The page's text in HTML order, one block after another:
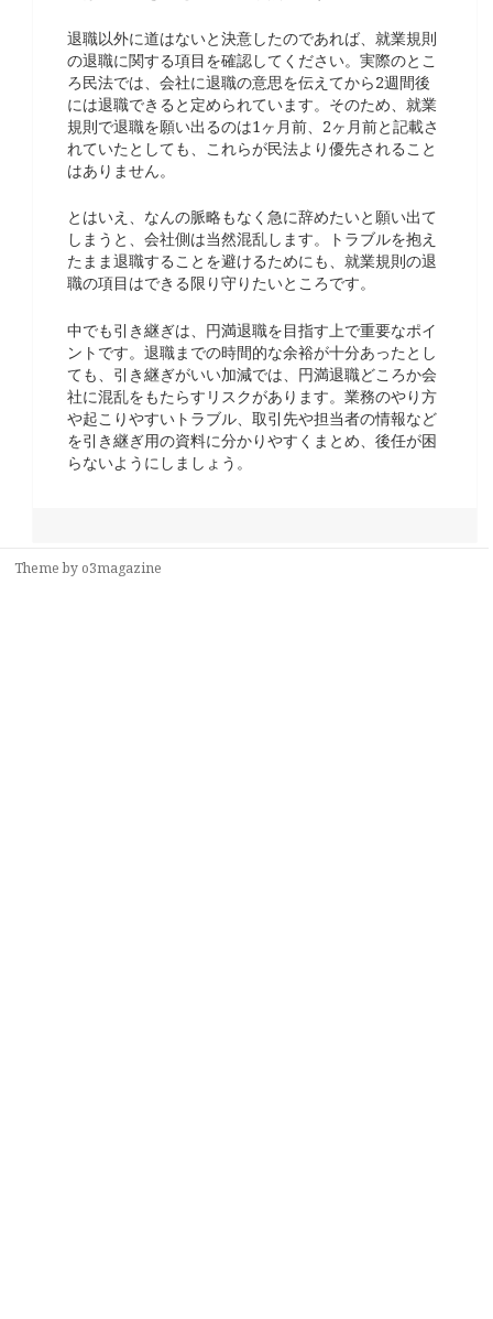
退職以外に道はないと決意したのであれば、就業規則
の退職に関する項目を確認してください。実際のとこ
ろ民法では、会社に退職の意思を伝えてから2週間後
には退職できると定められています。そのため、就業
規則で退職を願い出るのは1ヶ月前、2ヶ月前と記載さ
れていたとしても、これらが民法より優先されること
はありません。
とはいえ、なんの脈略もなく急に辞めたいと願い出て
しまうと、会社側は当然混乱します。トラブルを抱え
たまま退職することを避けるためにも、就業規則の退
職の項目はできる限り守りたいところです。
中でも引き継ぎは、円満退職を目指す上で重要なポイ
ントです。退職までの時間的な余裕が十分あったとし
ても、引き継ぎがいい加減では、円満退職どころか会
社に混乱をもたらすリスクがあります。業務のやり方
や起こりやすいトラブル、取引先や担当者の情報など
を引き継ぎ用の資料に分かりやすくまとめ、後任が困
らないようにしましょう。
Theme by o3magazine